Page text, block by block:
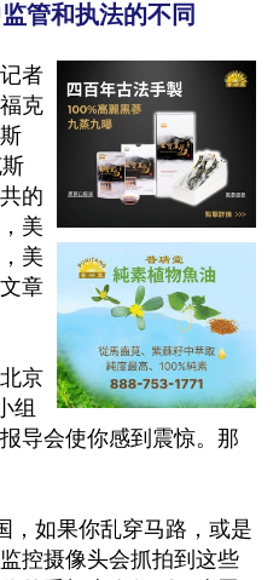
管和执法的不同
者
克
的
美
美
章
京
组
导会使你感到震惊。那
，如果你乱穿马路，或是
控摄像头会抓拍到这些